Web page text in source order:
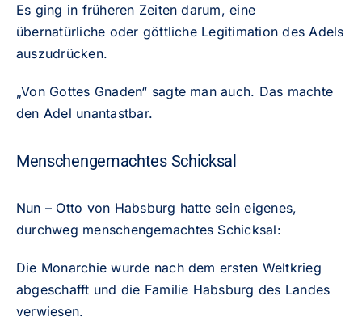
Es ging in früheren Zeiten darum, eine
übernatürliche oder göttliche Legitimation des Adels
auszudrücken.
„Von Gottes Gnaden“ sagte man auch. Das machte
den Adel unantastbar.
Menschengemachtes Schicksal
Nun – Otto von Habsburg hatte sein eigenes,
durchweg menschengemachtes Schicksal:
Die Monarchie wurde nach dem ersten Weltkrieg
abgeschafft und die Familie Habsburg des Landes
verwiesen.